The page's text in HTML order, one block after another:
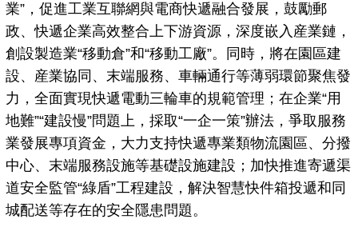
業”，促進工業互聯網與電商快遞融合發展，鼓勵郵
政、快遞企業高效整合上下游資源，深度嵌入産業鏈，
創設製造業“移動倉”和“移動工廠”。同時，將在園區建
設、産業協同、末端服務、車輛通行等薄弱環節聚焦發
力，全面實現快遞電動三輪車的規範管理；在企業“用
地難”“建設慢”問題上，採取“一企一策”辦法，爭取服務
業發展專項資金，大力支持快遞專業類物流園區、分撥
中心、末端服務設施等基礎設施建設；加快推進寄遞渠
道安全監管“綠盾”工程建設，解決智慧快件箱投遞和同
城配送等存在的安全隱患問題。